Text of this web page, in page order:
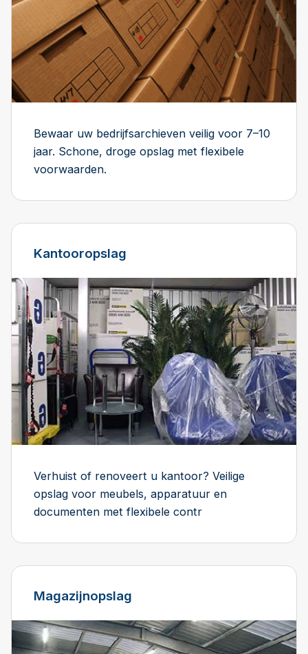
Bewaar uw bedrijfsarchieven veilig voor 7–10
jaar. Schone, droge opslag met flexibele
voorwaarden.
Kantooropslag
Verhuist of renoveert u kantoor? Veilige
opslag voor meubels, apparatuur en
documenten met flexibele contr
Magazijnopslag